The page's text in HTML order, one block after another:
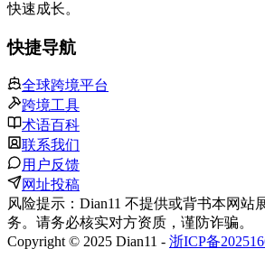
快速成长。
快捷导航
全球跨境平台
跨境工具
术语百科
联系我们
用户反馈
网址投稿
风险提示：Dian11 不提供或背书本网站
务。请务必核实对方资质，谨防诈骗。
Copyright © 2025 Dian11 - 浙ICP备